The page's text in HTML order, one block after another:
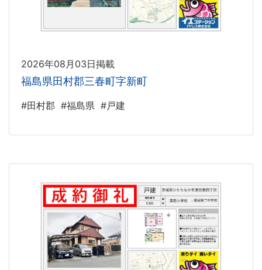
2026年08月03日掲載
福島県田村郡三春町字新町
#田村郡 #福島県 #戸建